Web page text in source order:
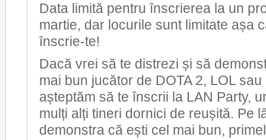
Data limită pentru înscrierea la un
martie, dar locurile sunt limitate așa
înscrie-te!
Dacă vrei să te distrezi și să
mai bun jucător de DOTA 2, LOL sau
așteptăm să te înscrii la LAN Party,
mulți alți tineri dornici de reușită. Pe
demonstra că ești cel mai bun,